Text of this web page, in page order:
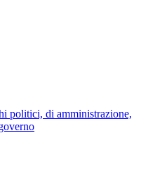
politici, di amministrazione,